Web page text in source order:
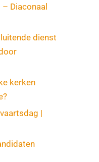
Diaconaal
dienst
kerken
|